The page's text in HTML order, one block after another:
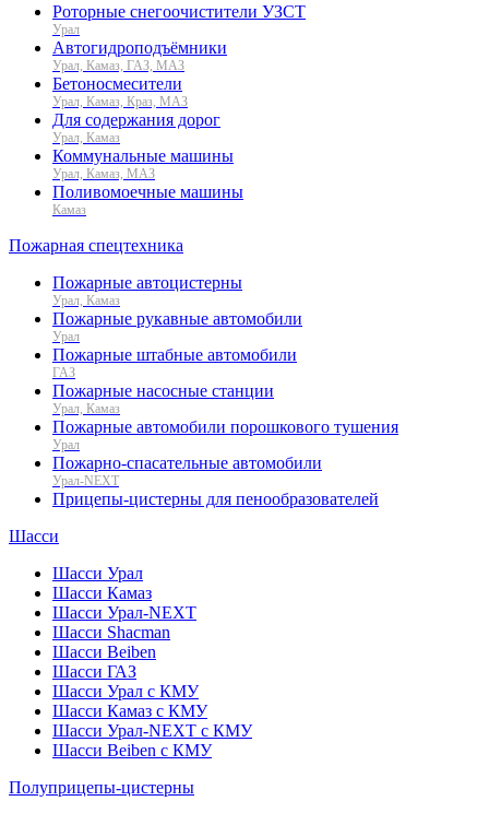
Роторные снегоочистители УЗСТ
Урал
Автогидроподъёмники
Урал, Камаз, ГАЗ, МАЗ
Бетоносмесители
Урал, Камаз, Краз, МАЗ
Для содержания дорог
Урал, Камаз
Коммунальные машины
Урал, Камаз, МАЗ
Поливомоечные машины
Камаз
Пожарная спецтехника
Пожарные автоцистерны
Урал, Камаз
Пожарные рукавные автомобили
Урал
Пожарные штабные автомобили
ГАЗ
Пожарные насосные станции
Урал, Камаз
Пожарные автомобили порошкового тушения
Урал
Пожарно-спасательные автомобили
Урал-NEXT
Прицепы-цистерны для пенообразователей
Шасси
Шасси Урал
Шасси Камаз
Шасси Урал-NEXT
Шасси Shacman
Шасси Beiben
Шасси ГАЗ
Шасси Урал с КМУ
Шасси Камаз с КМУ
Шасси Урал-NEXT с КМУ
Шасси Beiben с КМУ
Полуприцепы-цистерны